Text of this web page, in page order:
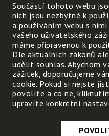
Může v
Ve kterých
Součástí tohoto webu
nich jsou nezbytné k
a používáním webu s
vašeho uživatelského
máme připravenou k
Dle aktuálních zákonů
udělit souhlas. Abychom
zážitek, doporučujeme
cookie. Pokud si nejste
povolíte a co ne,
upravíte konkrétní